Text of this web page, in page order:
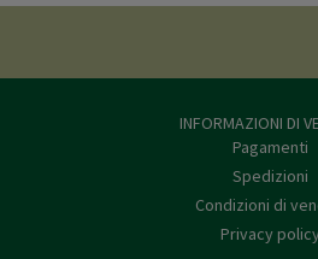
INFORMAZIONI DI
Pagamenti
Spedizioni
Condizioni di
Privacy